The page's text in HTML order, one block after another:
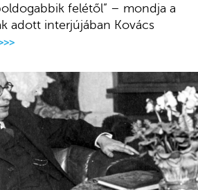
felétől” – mondja a
adott interjújában Kovács